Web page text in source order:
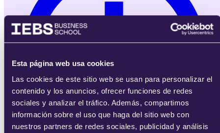
Esta página web usa cookies
Las cookies de este sitio web se usan para personalizar el
contenido y los anuncios, ofrecer funciones de redes
sociales y analizar el tráfico. Además, compartimos
información sobre el uso que haga del sitio web con
nuestros partners de redes sociales, publicidad y análisis